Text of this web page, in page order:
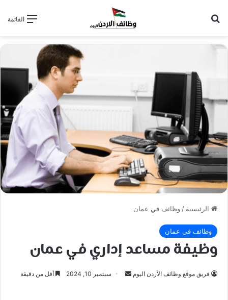
القائمة
الرئيسية /وظائف في عمان
وظائف في عمان
وظيفة مساعد إداري في عمان
فريق موقع وظائف الأردن اليوم
أرسل سبتمبر 10, 2024 أقل من دقيقة